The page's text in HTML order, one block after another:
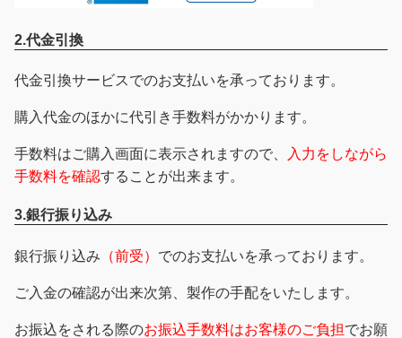
2.代金引換
代金引換サービスでのお支払いを承っております。
購入代金のほかに代引き手数料がかかります。
手数料はご購入画面に表示されますので、
入力をしながら
手数料を確認することが出来ます。
3.銀行振り込み
銀行振り込み （前受） でのお支払いを承っております。
ご入金の確認が出来次第、製作の手配をいたします。
お振込をされる際のお振込手数料はお客様のご負担でお願